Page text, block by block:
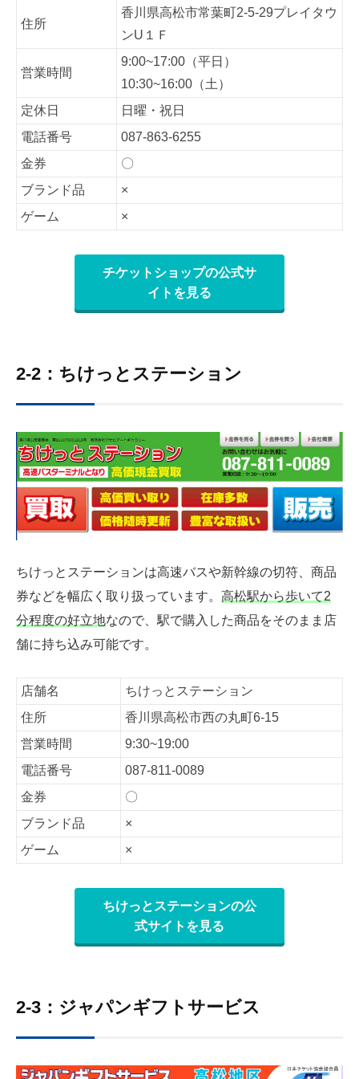
住所
香川県高松市常葉町2-5-29プレイタウ
ンU１Ｆ
営業時間
9:00~17:00（平日）
10:30~16:00（土）
定休日
日曜・祝日
電話番号
087-863-6255
金券
〇
ブランド品
×
ゲーム
×
チケットショップの公式サ
イトを見る
2-2：ちけっとステーション
ちけっとステーションは高速バスや新幹線の切符、商品
券などを幅広く取り扱っています。 高松駅から歩いて2
分程度の好立地なので、駅で購入した商品をそのまま店
舗に持ち込み可能です。
店舗名
ちけっとステーション
住所
香川県高松市西の丸町6-15
営業時間
9:30~19:00
電話番号
087-811-0089
金券
〇
ブランド品
×
ゲーム
×
ちけっとステーションの公
式サイトを見る
2-3：ジャパンギフトサービス